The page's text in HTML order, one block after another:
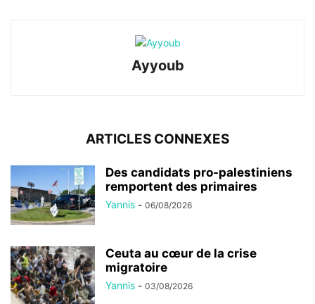
Ayyoub
ARTICLES CONNEXES
Des candidats pro-palestiniens
remportent des primaires
Yannis - 06/08/2026
Ceuta au cœur de la crise
migratoire
Yannis - 03/08/2026